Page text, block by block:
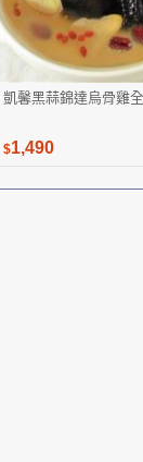
凱馨黑蒜錦達烏骨雞
$1,490